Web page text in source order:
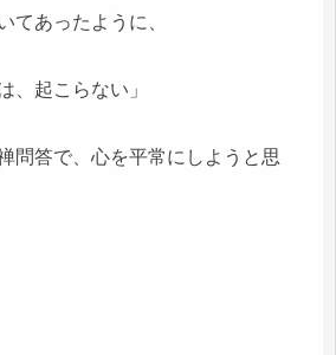
てあったように、
、起こらない」
問答で、心を平常にしようと思